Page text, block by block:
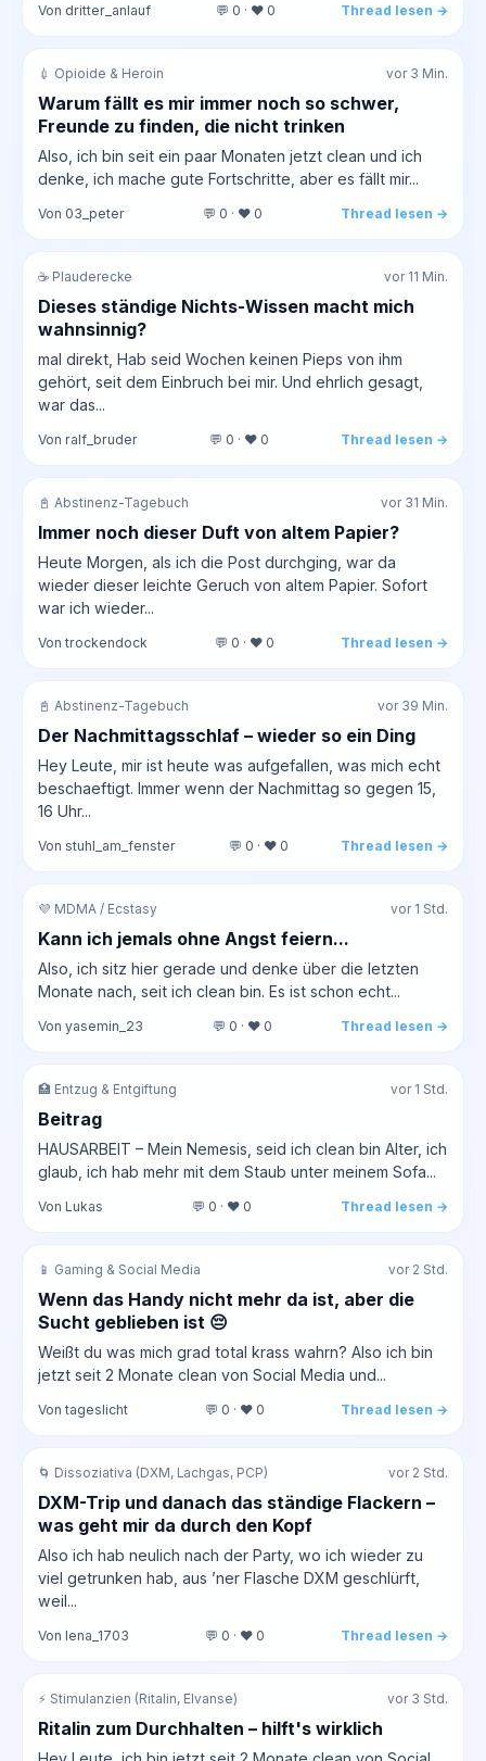
Von dritter_anlauf 💬 0 · ❤️ 0 Thread lesen →
💉 Opioide & Heroin vor 3 Min.
Warum fällt es mir immer noch so schwer,
Freunde zu finden, die nicht trinken
Also, ich bin seit ein paar Monaten jetzt clean und ich
denke, ich mache gute Fortschritte, aber es fällt mir...
Von 03_peter 💬 0 · ❤️ 0 Thread lesen →
☕ Plauderecke vor 11 Min.
Dieses ständige Nichts-Wissen macht mich
wahnsinnig?
mal direkt, Hab seid Wochen keinen Pieps von ihm
gehört, seit dem Einbruch bei mir. Und ehrlich gesagt,
war das...
Von ralf_bruder 💬 0 · ❤️ 0 Thread lesen →
📓 Abstinenz-Tagebuch vor 31 Min.
Immer noch dieser Duft von altem Papier?
Heute Morgen, als ich die Post durchging, war da
wieder dieser leichte Geruch von altem Papier. Sofort
war ich wieder...
Von trockendock 💬 0 · ❤️ 0 Thread lesen →
📓 Abstinenz-Tagebuch vor 39 Min.
Der Nachmittagsschlaf – wieder so ein Ding
Hey Leute, mir ist heute was aufgefallen, was mich echt
beschaeftigt. Immer wenn der Nachmittag so gegen 15,
16 Uhr...
Von stuhl_am_fenster 💬 0 · ❤️ 0 Thread lesen →
💜 MDMA / Ecstasy vor 1 Std.
Kann ich jemals ohne Angst feiern...
Also, ich sitz hier gerade und denke über die letzten
Monate nach, seit ich clean bin. Es ist schon echt...
Von yasemin_23 💬 0 · ❤️ 0 Thread lesen →
🏥 Entzug & Entgiftung vor 1 Std.
Beitrag
HAUSARBEIT – Mein Nemesis, seid ich clean bin Alter, ich
glaub, ich hab mehr mit dem Staub unter meinem Sofa...
Von Lukas 💬 0 · ❤️ 0 Thread lesen →
📱 Gaming & Social Media vor 2 Std.
Wenn das Handy nicht mehr da ist, aber die
Sucht geblieben ist 😔
Weißt du was mich grad total krass wahrn? Also ich bin
jetzt seit 2 Monate clean von Social Media und...
Von tageslicht 💬 0 · ❤️ 0 Thread lesen →
🌀 Dissoziativa (DXM, Lachgas, PCP) vor 2 Std.
DXM-Trip und danach das ständige Flackern –
was geht mir da durch den Kopf
Also ich hab neulich nach der Party, wo ich wieder zu
viel getrunken hab, aus ’ner Flasche DXM geschlürft,
weil...
Von lena_1703 💬 0 · ❤️ 0 Thread lesen →
⚡ Stimulanzien (Ritalin, Elvanse) vor 3 Std.
Ritalin zum Durchhalten – hilft's wirklich